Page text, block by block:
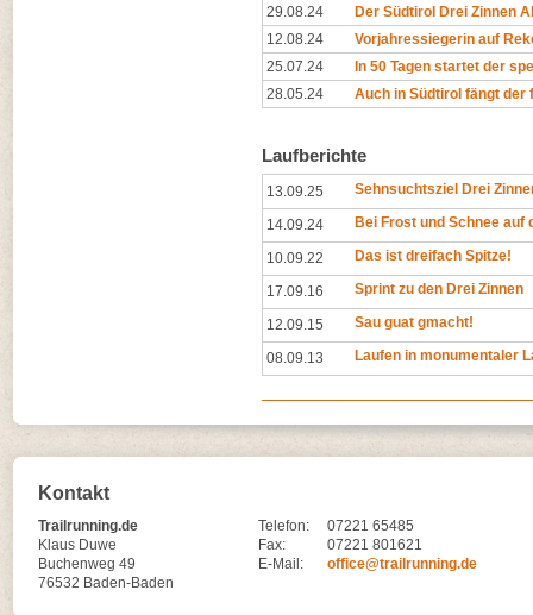
29.08.24
Der Südtirol Drei Zinnen
12.08.24
Vorjahressiegerin auf
25.07.24
In 50 Tagen startet der
28.05.24
Auch in Südtirol fängt der
Laufberichte
13.09.25 Sehnsuchtsziel Drei
14.09.24 Bei Frost und Schnee auf
10.09.22 Das ist dreifach Spitze!
17.09.16 Sprint zu den Drei Zinnen
12.09.15 Sau guat gmacht!
08.09.13 Laufen in monumentaler
Kontakt
Trailrunning.de
Klaus Duwe
Buchenweg 49
76532 Baden-Baden
Telefon:
07221 65485
Fax:
07221 801621
E-Mail:
office@trailrunning.de